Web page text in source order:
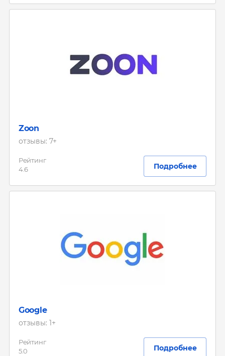
Zoon
отзывы: 7+
Рейтинг
4.6
Подробнее
Google
отзывы: 1+
Рейтинг
5.0
Подробнее